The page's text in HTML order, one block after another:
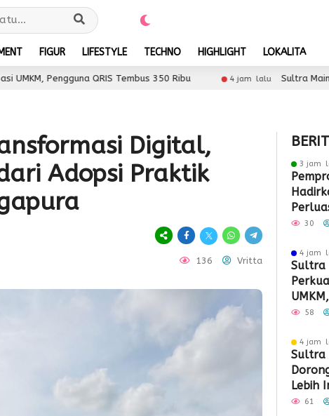
FIGUR LIFESTYLE TECHNO HIGHLIGHT LOKALITA
QRIS Tembus 350 Ribu 4 jam lalu Sultra Maimo 2026 Dorong
Digital,
Adopsi Praktik
136 Vritta
3 jam
Pasar
30
4 jam
Sultra
58
4 jam
Sultra
Lebih
61